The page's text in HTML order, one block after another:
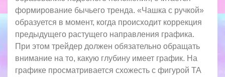
формирование бычьего тренда. «Чашка с ручкой»
образуется в момент, когда происходит коррекция
предыдущего растущего направления графика.
При этом трейдер должен обязательно обращать
внимание на то, какую глубину имеет график. На
графике просматривается схожесть с фигурой ТА